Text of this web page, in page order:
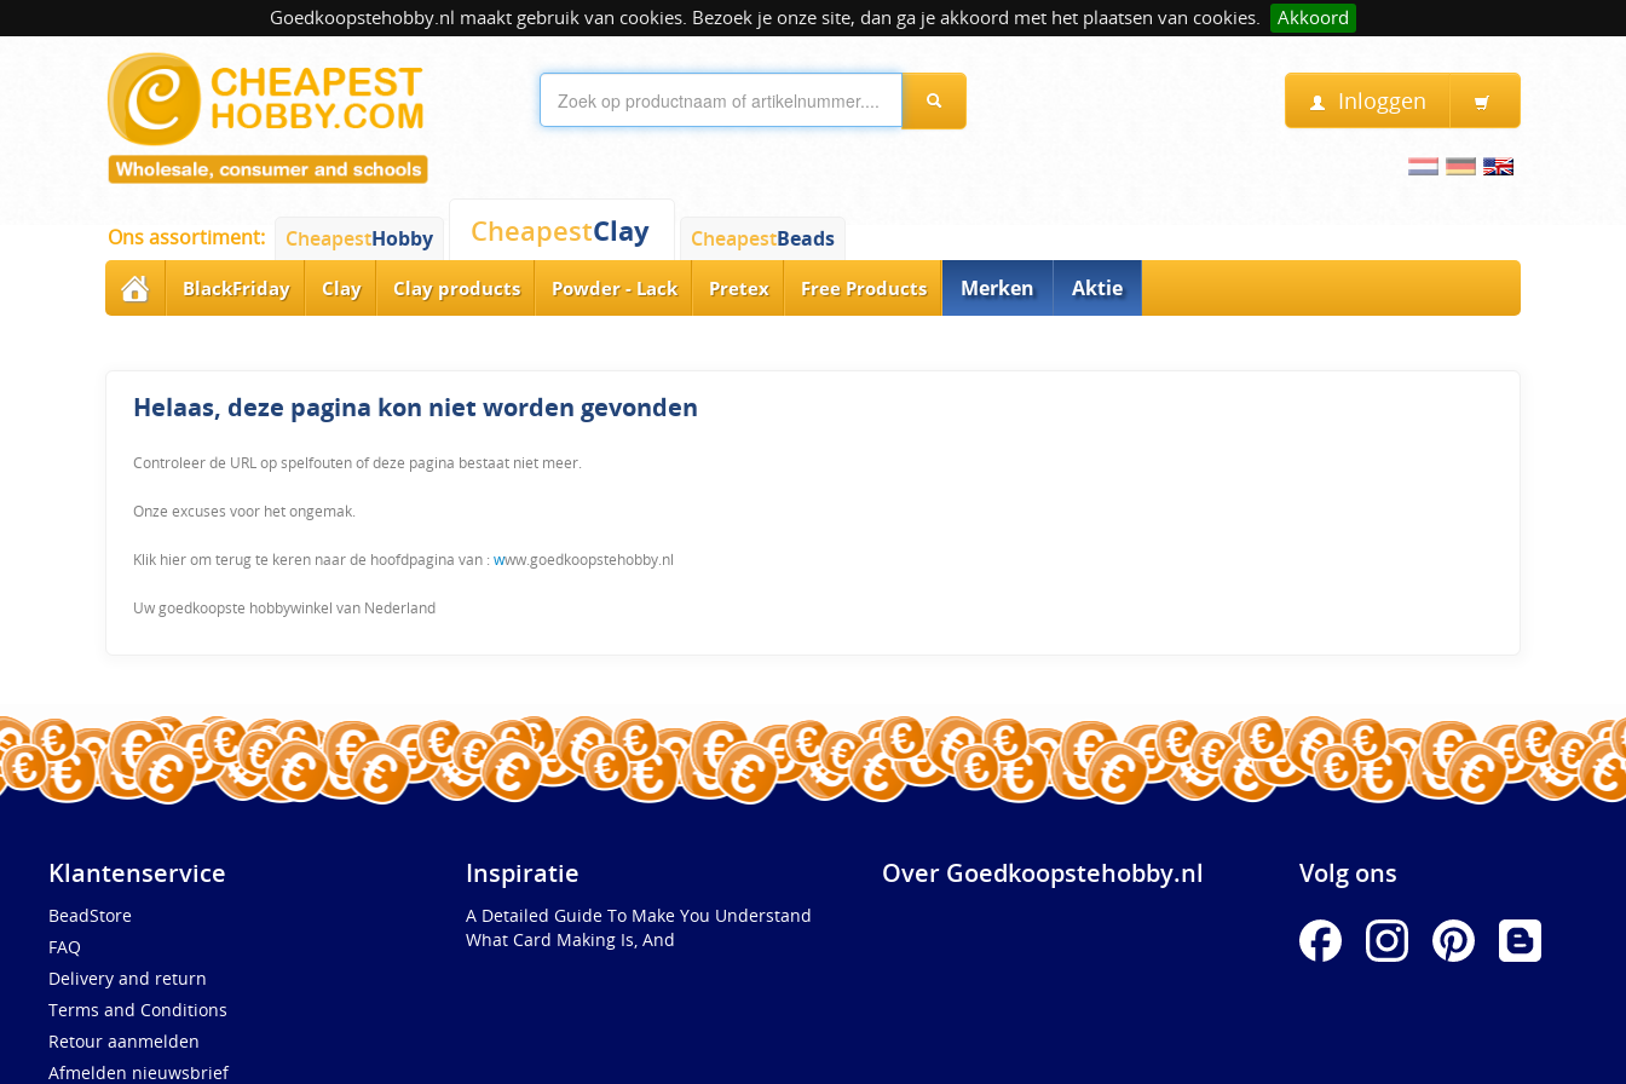
Goedkoopstehobby.nl maakt gebruik van cookies. Bezoek je onze site, dan ga je akkoord met het plaatsen van cookies. Akkoord
Inloggen
Ons assortiment: CheapestHobby CheapestClay CheapestBeads
BlackFriday Clay Clay products Powder - Lack Pretex Free Products Merken Aktie
Helaas, deze pagina kon niet worden gevonden
Controleer de URL op spelfouten of deze pagina bestaat niet meer.
Onze excuses voor het ongemak.
Klik hier om terug te keren naar de hoofdpagina van : www.goedkoopstehobby.nl
Uw goedkoopste hobbywinkel van Nederland
Klantenservice
BeadStore
FAQ
Delivery and return
Terms and Conditions
Retour aanmelden
Afmelden nieuwsbrief
Inspiratie
A Detailed Guide To Make You Understand
What Card Making Is, And
Over Goedkoopstehobby.nl Volg ons